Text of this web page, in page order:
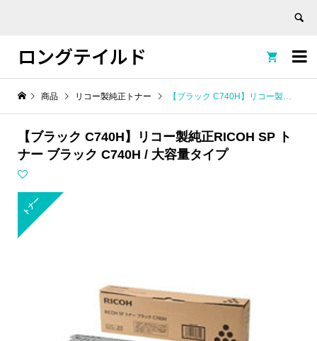

ロングテイルド 
商品 リコー製純正トナー 【ブラック C740H】リコー製純正RICOH SP トナー ブラック C740H / 大容量タイプ
【ブラック C740H】リコー製純正RICOH SP ト
ナー ブラック C740H / 大容量タイプ
トナー